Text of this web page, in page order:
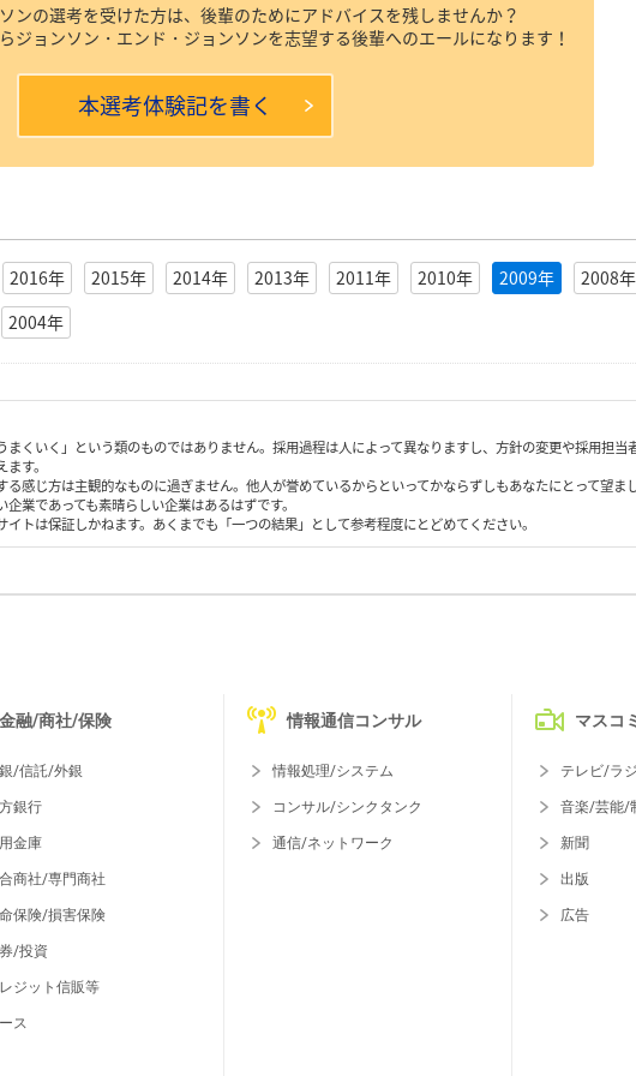
ンの選考を受けた方は、後輩のためにアドバイスを残しませんか？
ジョンソン・エンド・ジョンソンを志望する後輩へのエールになります！
本選考体験記を書く
2016年 2015年 2014年 2013年 2011年 2010年 2009年
2008年
2004年
まくいく」という類のものではありません。採用過程は人によって異なりますし、方針の変更や採用担当
す。
る感じ方は主観的なものに過ぎません。他人が誉めているからといってかならずしもあなたにとって望ま
業であっても素晴らしい企業はあるはずです。
トは保証しかねます。あくまでも「一つの結果」として参考程度にとどめてください。
金融/商社/保険
/信託/外銀
銀行
金庫
商社/専門商社
保険/損害保険
/投資
ジット信販等
ス
情報通信コンサル
情報処理/システム
コンサル/シンクタンク
通信/ネットワーク
マスコミ
テレビ/ラ
音楽/芸能/
新聞
出版
広告